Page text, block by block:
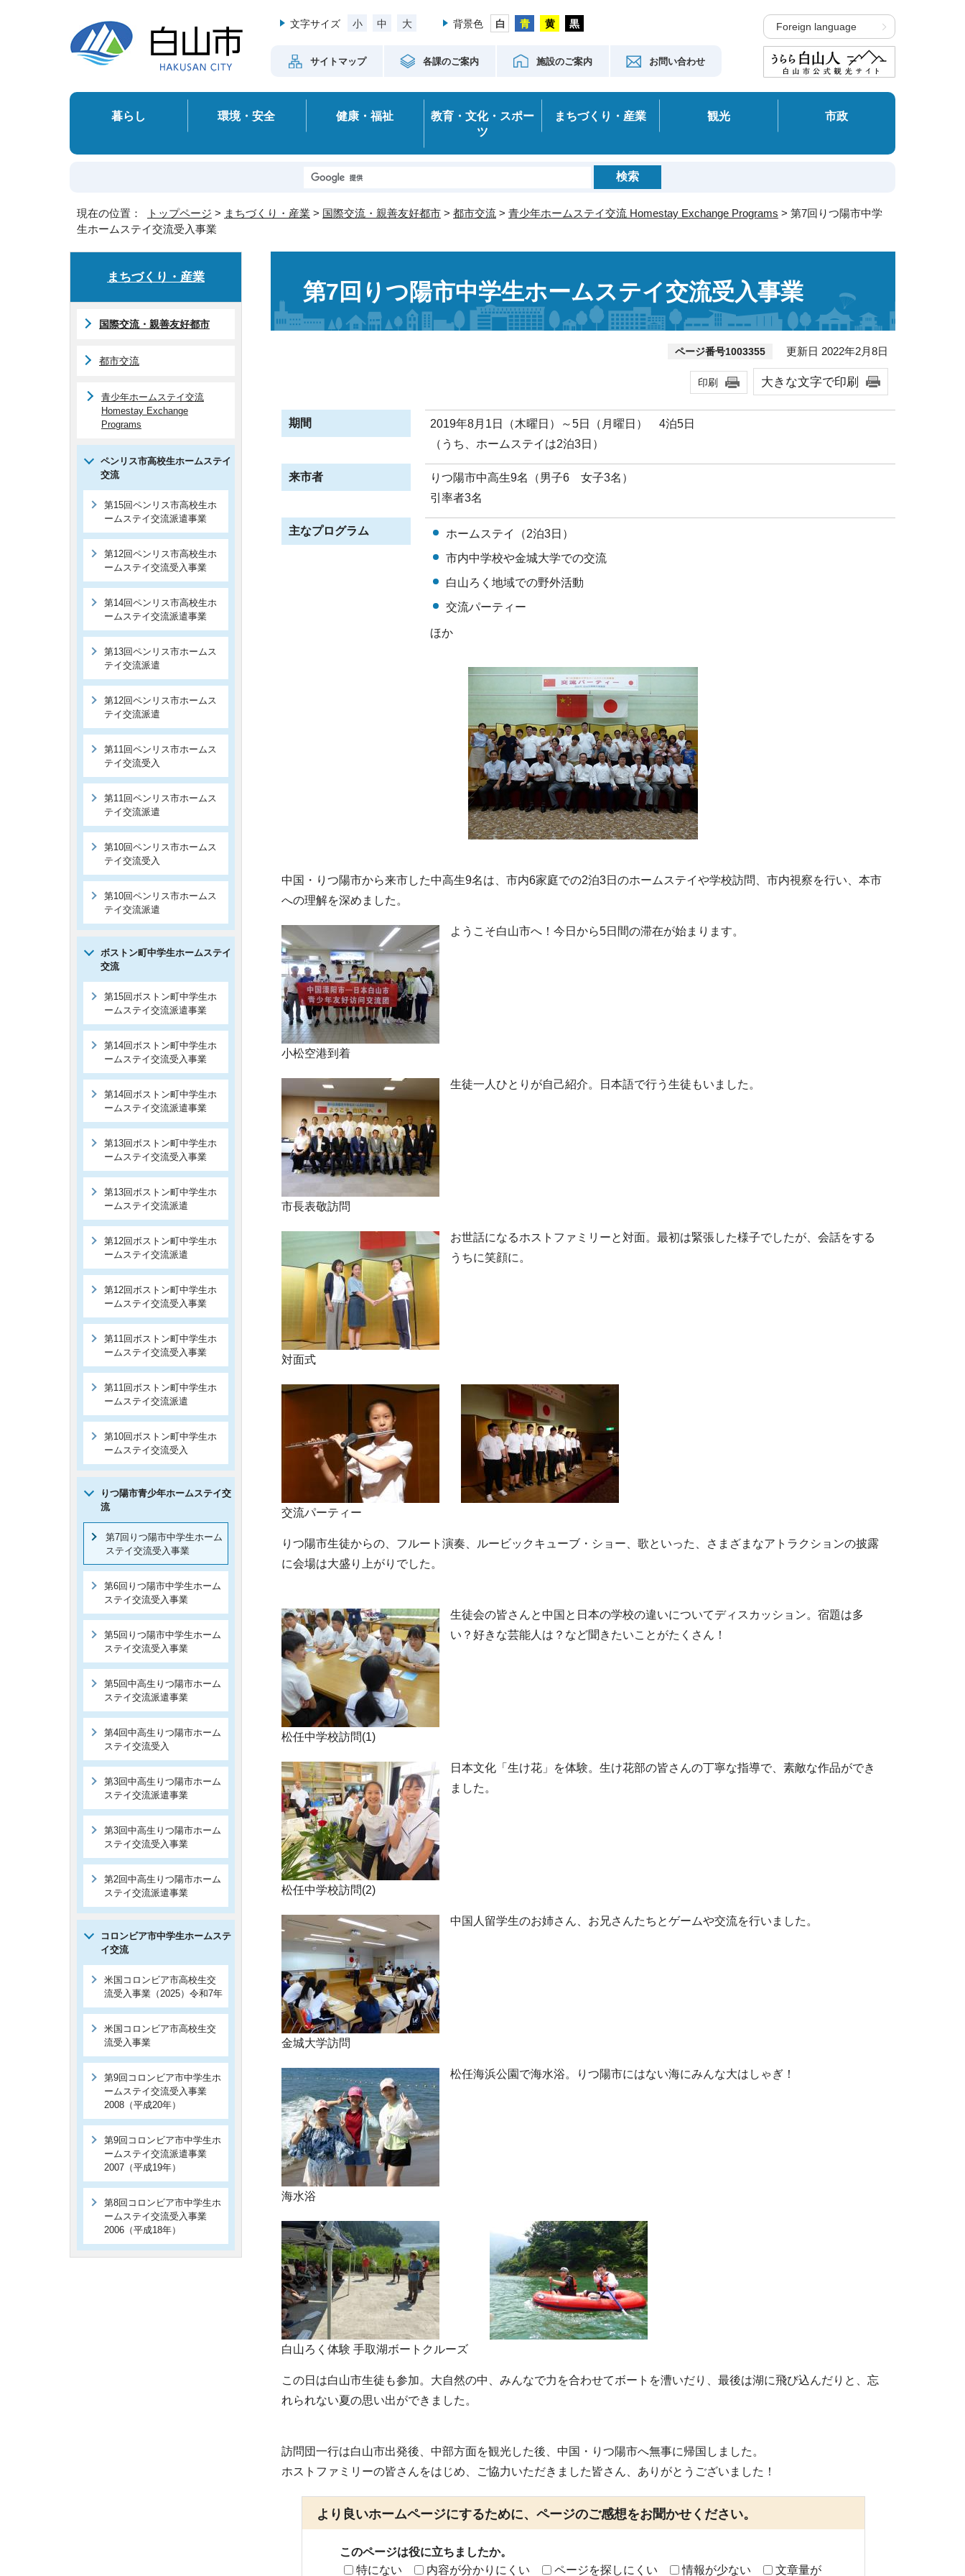
文字サイズ 小 中 大 背景色
サイトマップ 各課のご案内 施設のご案内 お問い合わせ
Foreign language
暮らし 環境・安全 健康・福祉
教育・文化・スポー
ツ
まちづくり・産業 観光 市政
現在の位置： トップページ > まちづくり・産業 > 国際交流・親善友好都市 > 都市交流 > 青少年ホームステイ交流 Homestay Exchange Programs > 第7回りつ陽市中学
生ホームステイ交流受入事業
第7回りつ陽市中学生ホームステイ交流受入事業
ページ番号1003355 更新日 2022年2月8日
印刷 大きな文字で印刷
期間
2019年8月1日（木曜日）～5日（月曜日） 4泊5日
（うち、ホームステイは2泊3日）
来市者
りつ陽市中高生9名（男子6 女子3名）
引率者3名
主なプログラム
ホームステイ（2泊3日）
市内中学校や金城大学での交流
白山ろく地域での野外活動
交流パーティー
ほか
中国・りつ陽市から来市した中高生9名は、市内6家庭での2泊3日のホームステイや学校訪問、市内視察を行い、本市
への理解を深めました。
小松空港到着
ようこそ白山市へ！今日から5日間の滞在が始まります。
市長表敬訪問
生徒一人ひとりが自己紹介。日本語で行う生徒もいました。
対面式
お世話になるホストファミリーと対面。最初は緊張した様子でしたが、会話をする
うちに笑顔に。
交流パーティー
りつ陽市生徒からの、フルート演奏、ルービックキューブ・ショー、歌といった、さまざまなアトラクションの披露
に会場は大盛り上がりでした。
松任中学校訪問(1)
生徒会の皆さんと中国と日本の学校の違いについてディスカッション。宿題は多
い？好きな芸能人は？など聞きたいことがたくさん！
松任中学校訪問(2)
日本文化「生け花」を体験。生け花部の皆さんの丁寧な指導で、素敵な作品ができ
ました。
金城大学訪問
中国人留学生のお姉さん、お兄さんたちとゲームや交流を行いました。
海水浴
松任海浜公園で海水浴。りつ陽市にはない海にみんな大はしゃぎ！
白山ろく体験 手取湖ボートクルーズ
この日は白山市生徒も参加。大自然の中、みんなで力を合わせてボートを漕いだり、最後は湖に飛び込んだりと、忘
れられない夏の思い出ができました。
訪問団一行は白山市出発後、中部方面を観光した後、中国・りつ陽市へ無事に帰国しました。
ホストファミリーの皆さんをはじめ、ご協力いただきました皆さん、ありがとうございました！
より良いホームページにするために、ページのご感想をお聞かせください。
このページは役に立ちましたか。
特にない
内容が分かりにくい ページを探しにくい 情報が少ない 文章量が
まちづくり・産業
国際交流・親善友好都市
都市交流
青少年ホームステイ交流
Homestay Exchange
Programs
ペンリス市高校生ホームステイ
交流
第15回ペンリス市高校生ホ
ームステイ交流派遣事業
第12回ペンリス市高校生ホ
ームステイ交流受入事業
第14回ペンリス市高校生ホ
ームステイ交流派遣事業
第13回ペンリス市ホームス
テイ交流派遣
第12回ペンリス市ホームス
テイ交流派遣
第11回ペンリス市ホームス
テイ交流受入
第11回ペンリス市ホームス
テイ交流派遣
第10回ペンリス市ホームス
テイ交流受入
第10回ペンリス市ホームス
テイ交流派遣
ボストン町中学生ホームステイ
交流
第15回ボストン町中学生ホ
ームステイ交流派遣事業
第14回ボストン町中学生ホ
ームステイ交流受入事業
第14回ボストン町中学生ホ
ームステイ交流派遣事業
第13回ボストン町中学生ホ
ームステイ交流受入事業
第13回ボストン町中学生ホ
ームステイ交流派遣
第12回ボストン町中学生ホ
ームステイ交流派遣
第12回ボストン町中学生ホ
ームステイ交流受入事業
第11回ボストン町中学生ホ
ームステイ交流受入事業
第11回ボストン町中学生ホ
ームステイ交流派遣
第10回ボストン町中学生ホ
ームステイ交流受入
りつ陽市青少年ホームステイ交
流
第7回りつ陽市中学生ホーム
ステイ交流受入事業
第6回りつ陽市中学生ホーム
ステイ交流受入事業
第5回りつ陽市中学生ホーム
ステイ交流受入事業
第5回中高生りつ陽市ホーム
ステイ交流派遣事業
第4回中高生りつ陽市ホーム
ステイ交流受入
第3回中高生りつ陽市ホーム
ステイ交流派遣事業
第3回中高生りつ陽市ホーム
ステイ交流受入事業
第2回中高生りつ陽市ホーム
ステイ交流派遣事業
コロンビア市中学生ホームステ
イ交流
米国コロンビア市高校生交
流受入事業（2025）令和7年
米国コロンビア市高校生交
流受入事業
第9回コロンビア市中学生ホ
ームステイ交流受入事業
2008（平成20年）
第9回コロンビア市中学生ホ
ームステイ交流派遣事業
2007（平成19年）
第8回コロンビア市中学生ホ
ームステイ交流受入事業
2006（平成18年）